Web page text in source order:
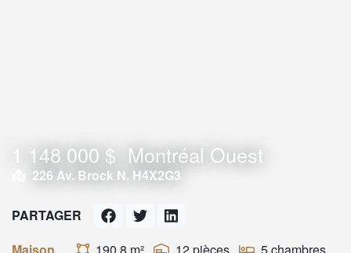
1 148 000 $ Montréal Ouest
226 Av. Brock N. H4X2G3
Maison 190,8 m² 12 pièces 5 chambres
PARTAGER